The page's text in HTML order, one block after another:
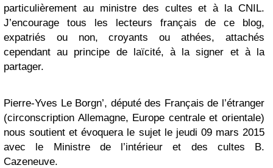
particulièrement au ministre des cultes et à la CNIL.
J’encourage tous les lecteurs français de ce blog,
expatriés ou non, croyants ou athées, attachés
cependant au principe de laïcité, à la signer et à la
partager.
Pierre-Yves Le Borgn’, député des Français de l’étranger
(circonscription Allemagne, Europe centrale et orientale)
nous soutient et évoquera le sujet le jeudi 09 mars 2015
avec le Ministre de l’intérieur et des cultes B.
Cazeneuve.